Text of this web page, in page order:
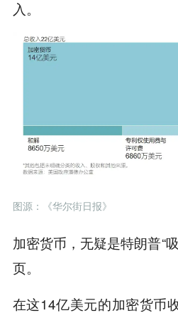
入。
图源： 《华尔街日报》
加密货币，无疑是特朗普“
页。
在这14亿美元的加密货币